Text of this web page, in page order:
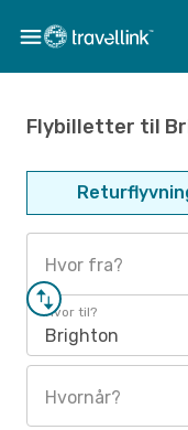
Flybilletter til
Hvor fra?
Hvor til?
Brighton
Hvornår?